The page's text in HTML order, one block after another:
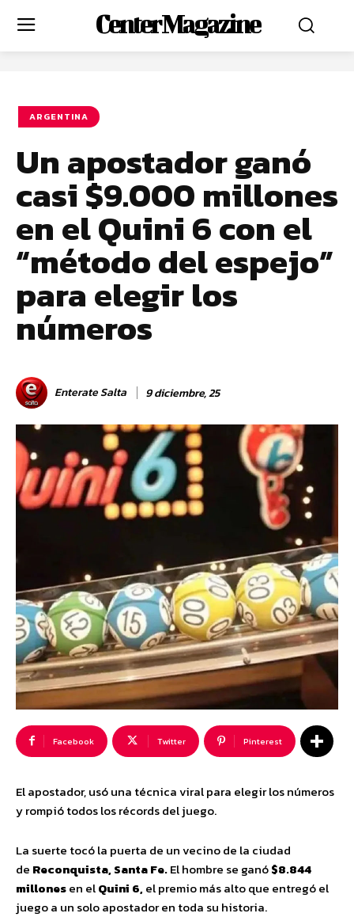
Center Magazine
ARGENTINA
Un apostador ganó
casi $9.000 millones
en el Quini 6 con el
“método del espejo”
para elegir los
números
Enterate Salta 9 diciembre, 25
Facebook Twitter Pinterest
El apostador, usó una técnica viral para elegir los números
y rompió todos los récords del juego.
La suerte tocó la puerta de un vecino de la ciudad
de Reconquista, Santa Fe.El hombre se ganó$8.844
millonesen elQuini 6,el premio más alto que entregó el
juego a un solo apostador en toda su historia.